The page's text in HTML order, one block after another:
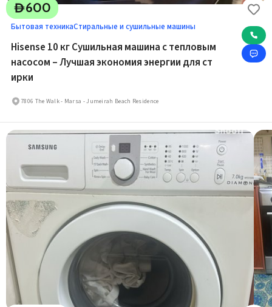
D600
Бытовая техникаСтиральные и сушильные машины
Hisense 10 кг Сушильная машина с тепловым
насосом – Лучшая экономия энергии для ст
ирки
7806 The Walk - Marsa - Jumeirah Beach Residence